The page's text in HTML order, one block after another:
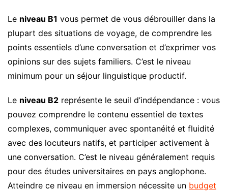
Le niveau B1 vous permet de vous débrouiller dans la
plupart des situations de voyage, de comprendre les
points essentiels d’une conversation et d’exprimer vos
opinions sur des sujets familiers. C’est le niveau
minimum pour un séjour linguistique productif.
Le niveau B2 représente le seuil d’indépendance : vous
pouvez comprendre le contenu essentiel de textes
complexes, communiquer avec spontanéité et fluidité
avec des locuteurs natifs, et participer activement à
une conversation. C’est le niveau généralement requis
pour des études universitaires en pays anglophone.
Atteindre ce niveau en immersion nécessite un budget